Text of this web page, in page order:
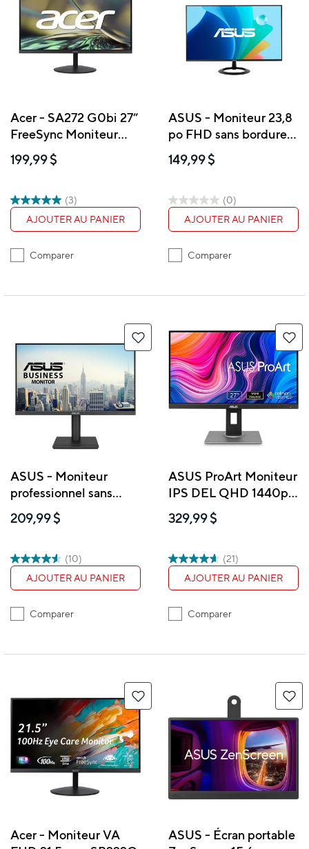
Acer - SA272 G0bi 27”
FreeSync Moniteur
FHD IPS Ultra-Mince
199,99 $
(3)
AJOUTER AU PANIER
Comparer
ASUS - Moniteur 23,8
po FHD sans bordures
avec protection
oculaire - VZ249HG
149,99 $
(0)
AJOUTER AU PANIER
Comparer
ASUS - Moniteur
professionnel sans
cadre 27 po FHD IPS -
VA27DQFS
209,99 $
(10)
AJOUTER AU PANIER
Comparer
ASUS ProArt Moniteur
IPS DEL QHD 1440p
de 27 po sans cadre
compatible avec Mac –
329,99 $
(21)
AJOUTER AU PANIER
Comparer
Acer - Moniteur VA
ASUS - Écran portable